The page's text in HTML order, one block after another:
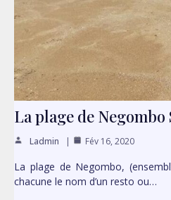
La plage de
Ladmin Fév 16, 2020
La plage de Negombo,
chacune le nom d’un resto ou…